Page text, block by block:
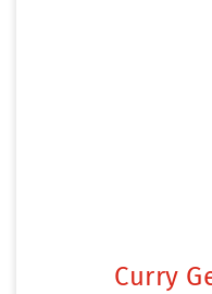
Curry